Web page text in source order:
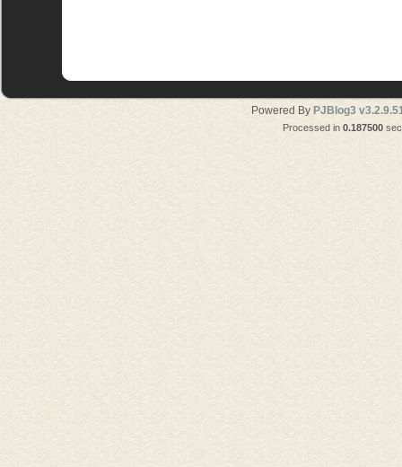
Powered By PJBlog3
Processed in 0.187500